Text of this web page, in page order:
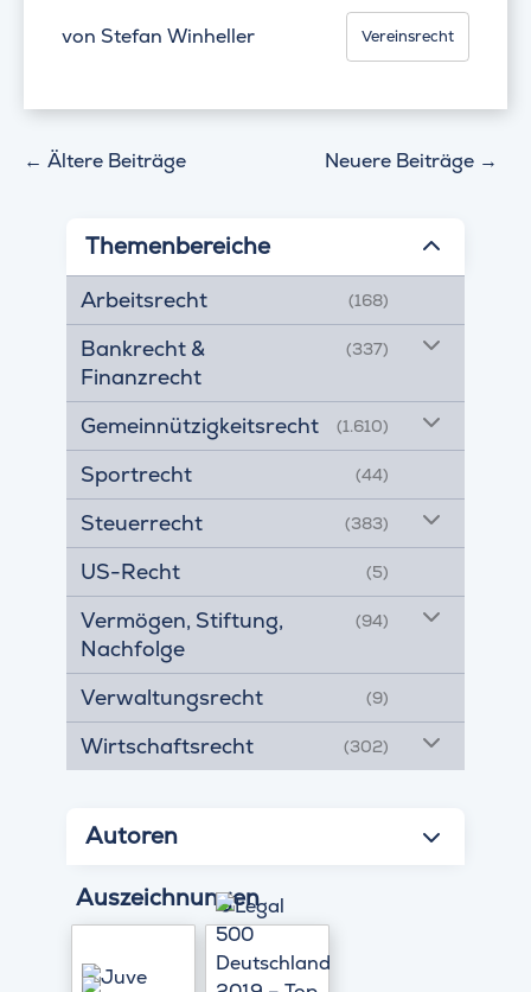
von Stefan Winheller Vereinsrecht
← Ältere Beiträge Neuere Beiträge →
Themenbereiche
Arbeitsrecht (168)
Bankrecht &
Finanzrecht
(337)
Gemeinnützigkeitsrecht (1.610)
Sportrecht (44)
Steuerrecht (383)
US-Recht (5)
Vermögen, Stiftung,
Nachfolge
(94)
Verwaltungsrecht (9)
Wirtschaftsrecht (302)
Autoren
Auszeichnungen